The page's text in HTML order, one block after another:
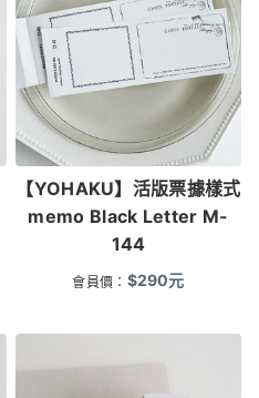
【YOHAKU】活版票據樣式
memo Black Letter M-
144
會員價： $290元